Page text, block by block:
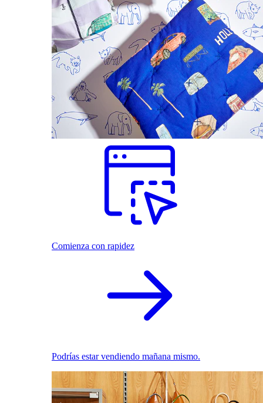
Comienza con rapidez
Podrías estar vendiendo mañana mismo.